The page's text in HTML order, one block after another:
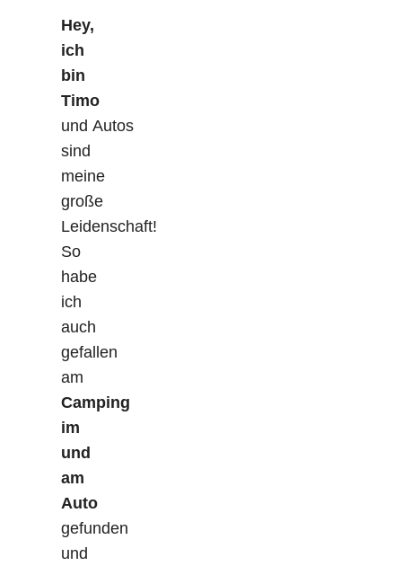
Hey,
ich
bin
Timo
und Autos
sind
meine
große
Leidenschaft!
So
habe
ich
auch
gefallen
am
Camping
im
und
am
Auto
gefunden
und